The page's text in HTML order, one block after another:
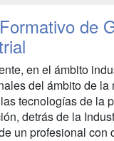
de
en el ámbito
del ámbito de
tecnologías de la
detrás de la
un profesional con